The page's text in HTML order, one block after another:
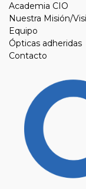
Academia CIO
Nuestra Misión/
Equipo
Ópticas adheridas
Contacto